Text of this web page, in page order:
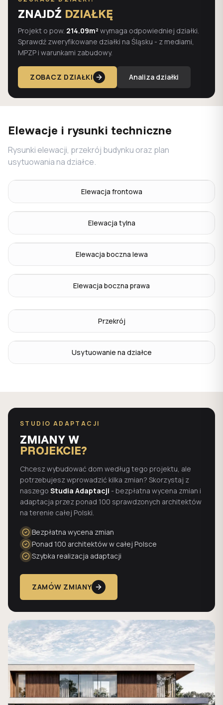
ZNAJDŹ DZIAŁKĘ
Projekt o pow. 214.09m² wymaga odpowiedniej działki.
Sprawdź zweryfikowane działki na Śląsku - z mediami,
MPZP i warunkami zabudowy.
ZOBACZ DZIAŁKI Analiza działki
Elewacje i rysunki techniczne
Rysunki elewacji, przekrój budynku oraz plan
usytuowania na działce.
Elewacja frontowa
Elewacja tylna
Elewacja boczna lewa
Elewacja boczna prawa
Przekrój
Usytuowanie na działce
STUDIO ADAPTACJI
ZMIANY W
PROJEKCIE?
Chcesz wybudować dom według tego projektu, ale
potrzebujesz wprowadzić kilka zmian? Skorzystaj z
naszego Studia Adaptacji - bezpłatna wycena zmian i
adaptacja przez ponad 100 sprawdzonych architektów
na terenie całej Polski.
Bezpłatna wycena zmian
Ponad 100 architektów w całej Polsce
Szybka realizacja adaptacji
ZAMÓW ZMIANY